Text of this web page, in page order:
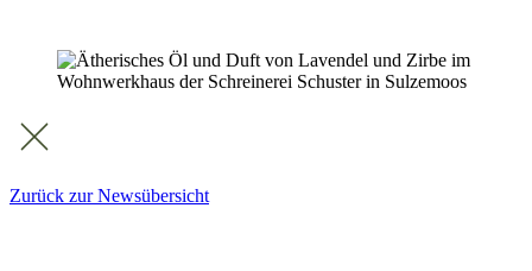
Zurück zur Newsübersicht